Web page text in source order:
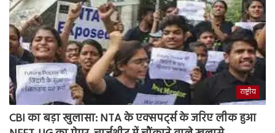
राष्ट्रीय
CBI का बड़ा खुलासा: NTA के एक्सपर्ट्स के जरिए लीक हुआ